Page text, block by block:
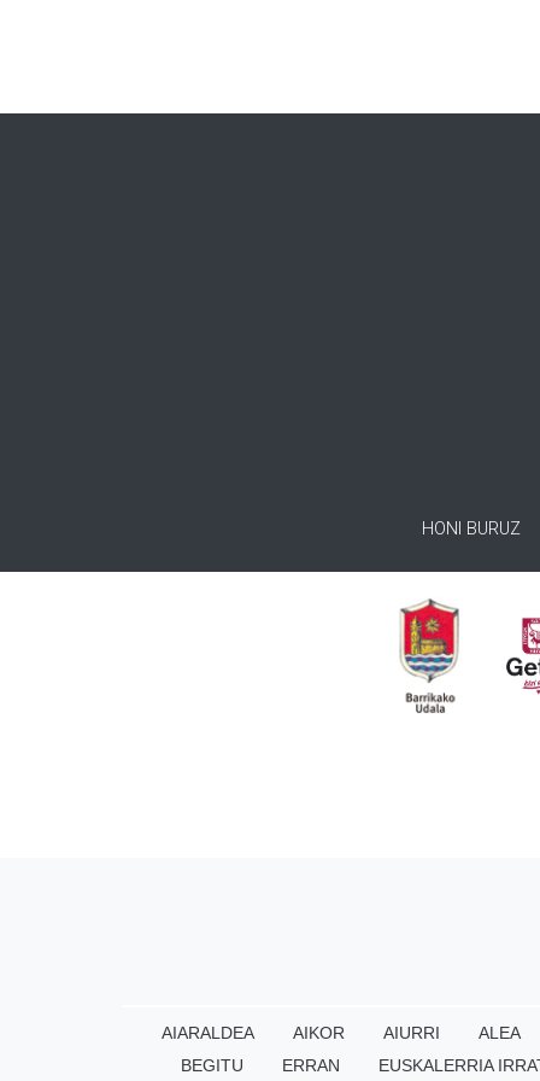
HONI BURUZ
AIARALDEA AIKOR AIURRI ALEA
BEGITU
ERRAN EUSKALERRIA